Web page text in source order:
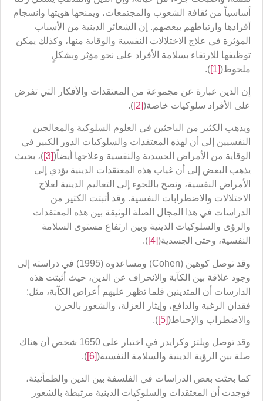
أساسياً من ثقافة الشعوب والمجتمعات، ويمنحها هويتها وانسجام
أفرادها وارتباطهم ببعضهم. إن الشعائر الدينية من الأسباب
المؤثرة في علاج الاختلالات النفسية والوقاية منها، وكذلك يمكن
توظيفها للارتقاء بسلامة الأفراد على نحو مؤثر وبشكلٍ
ملحوظ([1]
).
إن الدين عبارة عن مجموعة من المعتقدات والأفكار التي تفرض
على الأفراد سلوكيات خاصة([2]
).
ويذهب الكثير من الباحثين في العلوم السلوكية والمعالجين
النفسيين إلى أن لهذه المعتقدات والسلوكيات الدور الكبير في
الوقاية من الأمراض الجسدية والنفسية وعلاجها أيضاً([3]
)، بحيث
يذهب البعض إلى أن غياب هذه المعتقدات الدينية يؤدي إلى
الأمراض النفسية، ونصح باللجوء إلى التعاليم الدينية لعلاج
الاختلالات والاضطرابات النفسية. وقد أثبتت الكثير من
الدراسات في هذا المجال الصلة الوثيقة بين هذه المعتقدات
والرؤى والسلوكيات الدينية وبين ارتفاع مستوى السلامة
النفسية، وحتى الجسدية([4]
).
وقد توصل كوهين (Cohen) ومساعدوه (1995) في دراسته إلى
وجود علاقة بين الكآبة والانحراف عن الدين، حيث أثبتت هذه
الدارسات أن المتدينين قلما تظهر عليهم أعراض الكآبة، مثل:
فقدان الرغبة والدافع، وإيثار العزلة، والشعور بالحزن
والاضطراب والإحباط([5]
).
وقد توصل ويلتز وكرايدر في اختبار على 1650 شخص أن هناك
صلة بين الرؤية الدينية والسلامة النفسية([6]
).
كما بحثت بعض الدراسات في الفلسفة بين الدين والطمأنينة،
فوجدت أن المعتقدات والسلوكيات الدينية مرتبطة بالشعور